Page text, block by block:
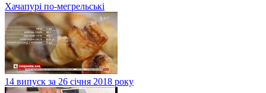
Хачапурі по-мегрельські
14 випуск за 26 січня 2018 року